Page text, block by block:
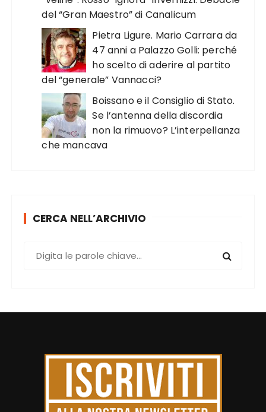
del “Gran Maestro” di Canalicum
Pietra Ligure. Mario Carrara da
47 anni a Palazzo Golli: perché
ho scelto di aderire al partito
del “generale” Vannacci?
Boissano e il Consiglio di Stato.
Se l’antenna della discordia
non la rimuovo? L’interpellanza
che mancava
CERCA NELL’ARCHIVIO